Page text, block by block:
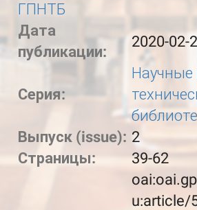
ГПНТБ
Дата
публикации:
2020-02-
Серия:
Научные
Выпуск (issue): 2
Страницы:
39-62
u:article/